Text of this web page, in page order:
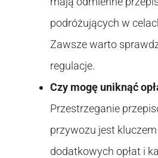
podróżujących w
Zawsze warto
regulacje.
Czy mogę uniknąć
Przestrzeganie
przywozu jest
dodatkowych opłat i